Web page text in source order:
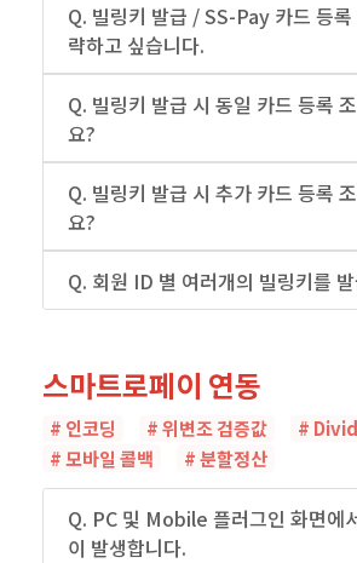
Q. 빌링키 발급 / SS-Pay 카드 등
략하고 싶습니다.
Q. 빌링키 발급 시 동일 카드 등록
요?
Q. 빌링키 발급 시 추가 카드 등록
요?
Q. 회원 ID 별 여러개의 빌링키를
스마트로페이 연동
# 인코딩 # 위변조 검증값 #
# 모바일 콜백
# 분할정산
Q. PC 및 Mobile 플러그인 화면에
이 발생합니다.